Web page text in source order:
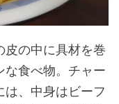
皮の中に具材を巻
な食べ物。チャー
は、中身はビーフ